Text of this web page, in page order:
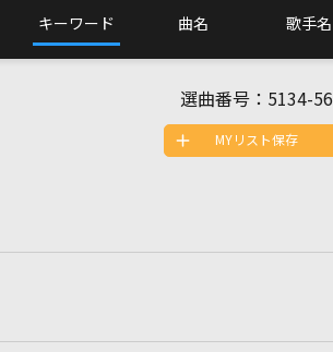
キーワード 曲名 歌手名
選曲番号： 5134-56
MYリスト保存